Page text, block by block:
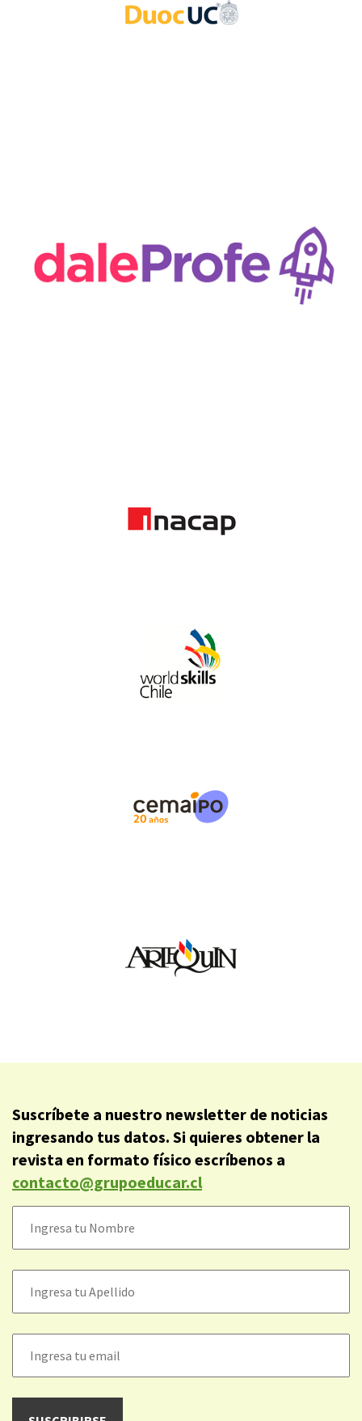
Suscríbete a nuestro newsletter de noticias
ingresando tus datos. Si quieres obtener la
revista en formato físico escríbenos a
contacto@grupoeducar.cl